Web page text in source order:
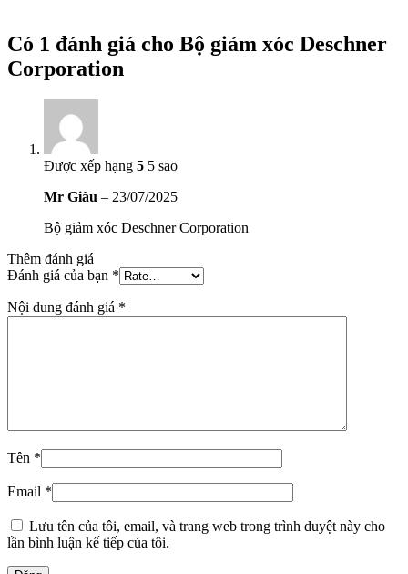
Có 1 đánh giá cho Bộ giảm xóc Deschner
Corporation
Được xếp hạng 5 5 sao
Mr Giàu – 23/07/2025
Bộ giảm xóc Deschner Corporation
Thêm đánh giá
Đánh giá của bạn *
Nội dung đánh giá *
Tên *
Email *
Lưu tên của tôi, email, và trang web trong trình duyệt này cho
lần bình luận kế tiếp của tôi.